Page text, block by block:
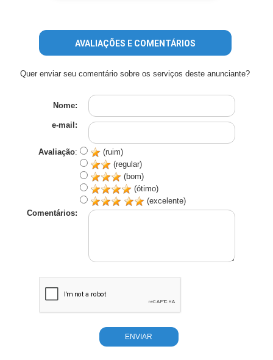
AVALIAÇÕES E COMENTÁRIOS
Quer enviar seu comentário sobre os serviços deste anunciante?
Nome:
e-mail:
Avaliação:
(ruim)
(regular)
(bom)
(ótimo)
(excelente)
Comentários: